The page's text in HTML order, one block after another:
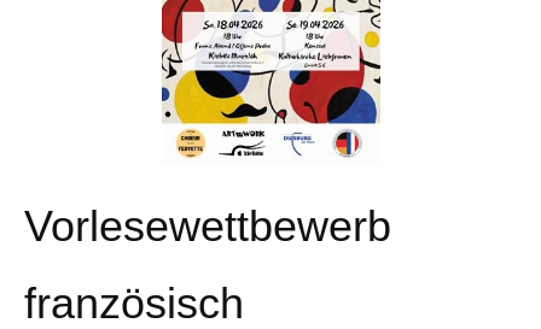
Vorlesewettbewerb
französisch